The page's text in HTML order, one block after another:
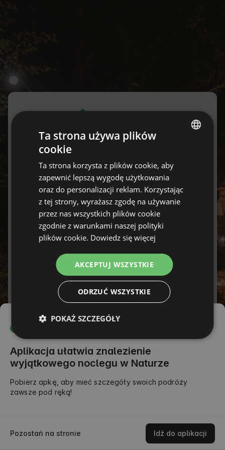
Logowanie
Nie masz jeszcze konta?
Załóż je za darmo tutaj.
Email
Hasło
Zapomniałeś hasła?
ZALOGUJ SIĘ
Aplikacja ułatwia znalezienie
wyjątkowego noclegu w Naturze
Pobierz apkę, aby mieć szczegóły swoich podróży
zawsze pod ręką!
Pozostań na stronie Idź do aplikacji
SPANISH
GERMAN
DUTCH
Ta strona używa plików
cookie
Ta strona korzysta z plików cookie, aby
zapewnić lepszą wygodę użytkowania
oraz do personalizacji reklam. Korzystając
z tej strony, wyrażasz zgodę na używanie
przez nas wszystkich plików cookie
zgodnie z warunkami naszej polityki
plików cookie. Dowiedz się więcej
AKCEPTUJ WSZYSTKIE
ODRZUĆ WSZYSTKIE
POKAŻ SZCZEGÓŁY